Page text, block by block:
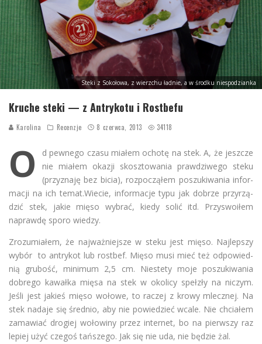
Steki z Sokołowa, z wierzchu ładnie, a w środku niespodzianka
Kruche steki — z Antrykotu i Rostbefu
Karolina Recenzje 8 czerwca, 2013 34118
O
d pew­nego czasu mia­łem ochotę na stek. A, że jesz­cze
nie mia­łem oka­zji skosz­to­wa­nia praw­dzi­wego steku
(przyznaję bez bicia), roz­po­czą­łem poszu­ki­wa­nia infor­
ma­cji na ich temat.Wiecie, infor­ma­cje typu jak dobrze przy­rzą­
dzić stek, jakie mięso wybrać, kiedy solić itd. Przy­swo­iłem
naprawdę sporo wie­dzy.
Zro­zu­mia­łem, że naj­waż­niej­sze w steku jest mięso. Naj­le­pszy
wybór to antry­kot lub rost­bef. Mięso musi mieć też odpo­wied­
nią gru­bość, mini­mum 2,5 cm. Nie­stety moje poszu­ki­wa­nia
dobrego kawałka mięsa na stek w oko­licy speł­zły na niczym.
Jeśli jest jakieś mięso wołowe, to raczej z krowy mlecz­nej. Na
stek nadaje się śred­nio, aby nie powie­dzieć wcale. Nie chcia­łem
zama­wiać dro­giej woło­winy przez inter­net, bo na pierw­szy raz
lepiej użyć cze­goś tań­szego. Jak się nie uda, nie będzie żal.